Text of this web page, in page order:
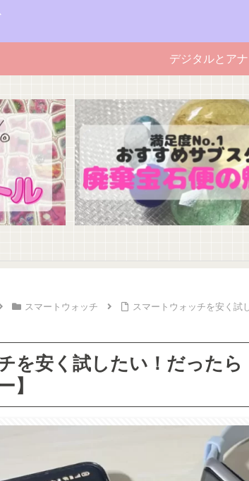
デジタルとア
スマートウォッチ
スマートウォッチを安く試
を安く試したい！だったら
】